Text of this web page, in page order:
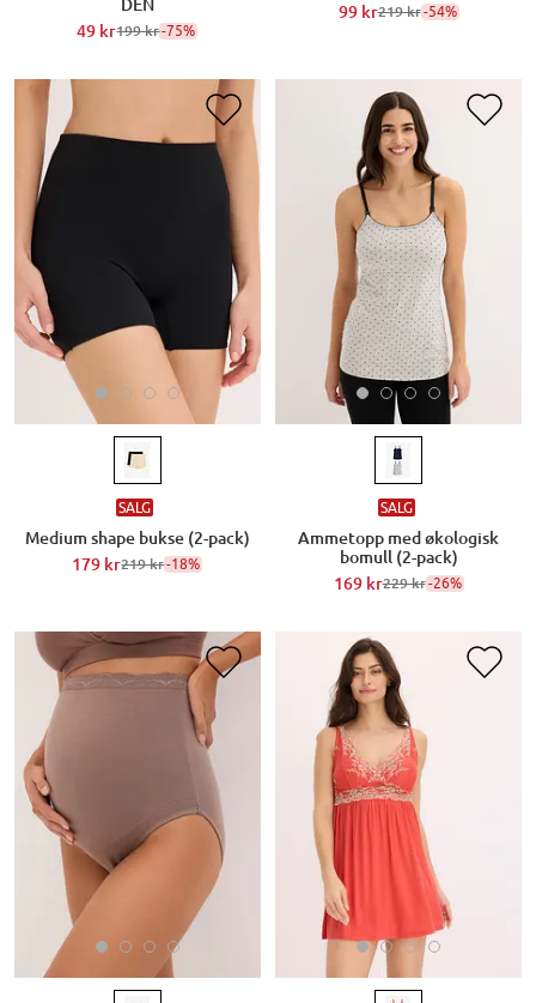
DEN
49 kr199 kr-75%
99 kr219 kr-54%
SALG
Medium shape bukse (2-pack)
179 kr219 kr-18%
SALG
Ammetopp med økologisk
bomull (2-pack)
169 kr229 kr-26%